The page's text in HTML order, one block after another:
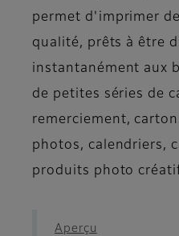
permet d'imprimer
qualité, prêts à être
instantanément aux
de petites séries de
remerciement,
photos, calendriers,
produits photo
Aperçu